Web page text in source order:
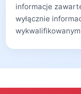
informacje
wyłącznie